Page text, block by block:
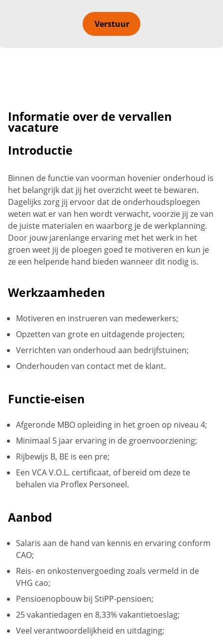
Verstuur
Informatie over de vervallen
vacature
Introductie
Binnen de functie van voorman hovenier onderhoud is
het belangrijk dat jij het overzicht weet te bewaren.
Dagelijks zorg jij ervoor dat de onderhoudsploegen
weten wat er van hen wordt verwacht, voorzie jij ze van
de juiste materialen en waarborg je de werkplanning.
Door jouw jarenlange ervaring met het werk in het
groen weet jij de ploegen goed te motiveren en kun je
ze een helpende hand bieden wanneer dit nodig is.
Werkzaamheden
Motiveren en instrueren van medewerkers;
Opzetten van grote en uitdagende projecten;
Verrichten van onderhoud aan bedrijfstuinen;
Onderhouden van contact met de klant.
Functie-eisen
Afgeronde MBO opleiding in het groen op niveau 4;
Minimaal 5 jaar ervaring in de groenvoorziening;
Rijbewijs B, BE is een pre;
Een VCA V.O.L. certificaat, of bereid om deze te
behalen via Proflex Personeel.
Aanbod
Salaris aan de hand van kennis en ervaring conform
CAO;
Reis- en onkostenvergoeding zoals vermeld in de
VHG cao;
Pensioenopbouw bij StiPP-pensioen;
25 vakantiedagen en 8,33% vakantietoeslag;
Veel verantwoordelijkheid en uitdaging;